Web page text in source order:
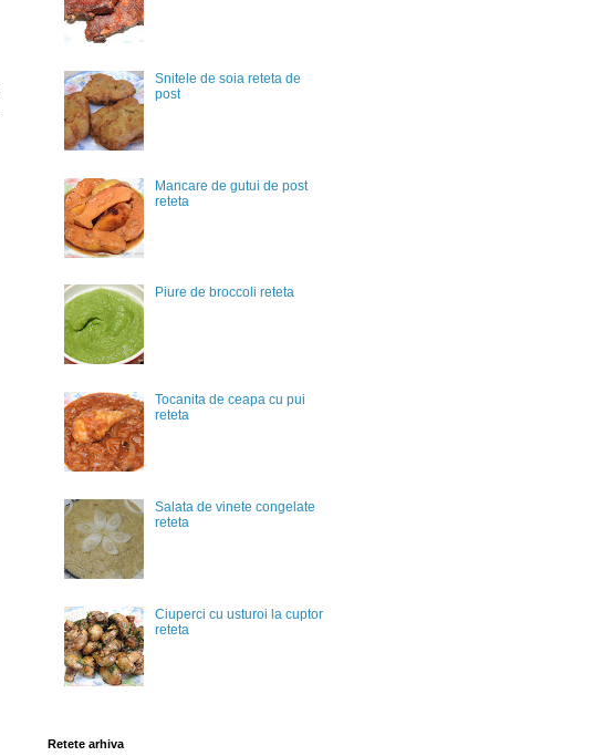
Snitele de soia reteta de
post
Mancare de gutui de post
reteta
Piure de broccoli reteta
Tocanita de ceapa cu pui
reteta
Salata de vinete congelate
reteta
Ciuperci cu usturoi la cuptor
reteta
Retete arhiva